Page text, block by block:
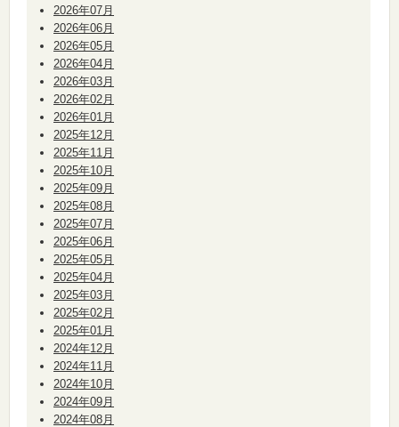
2026年07月
2026年06月
2026年05月
2026年04月
2026年03月
2026年02月
2026年01月
2025年12月
2025年11月
2025年10月
2025年09月
2025年08月
2025年07月
2025年06月
2025年05月
2025年04月
2025年03月
2025年02月
2025年01月
2024年12月
2024年11月
2024年10月
2024年09月
2024年08月